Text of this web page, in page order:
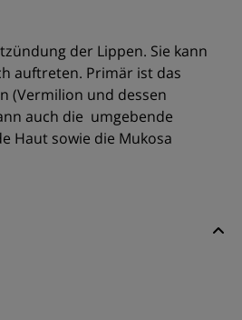
der Lippen. Sie kann
auftreten. Primär ist das
(Vermilion und dessen
auch die umgebende
Haut sowie die Mukosa